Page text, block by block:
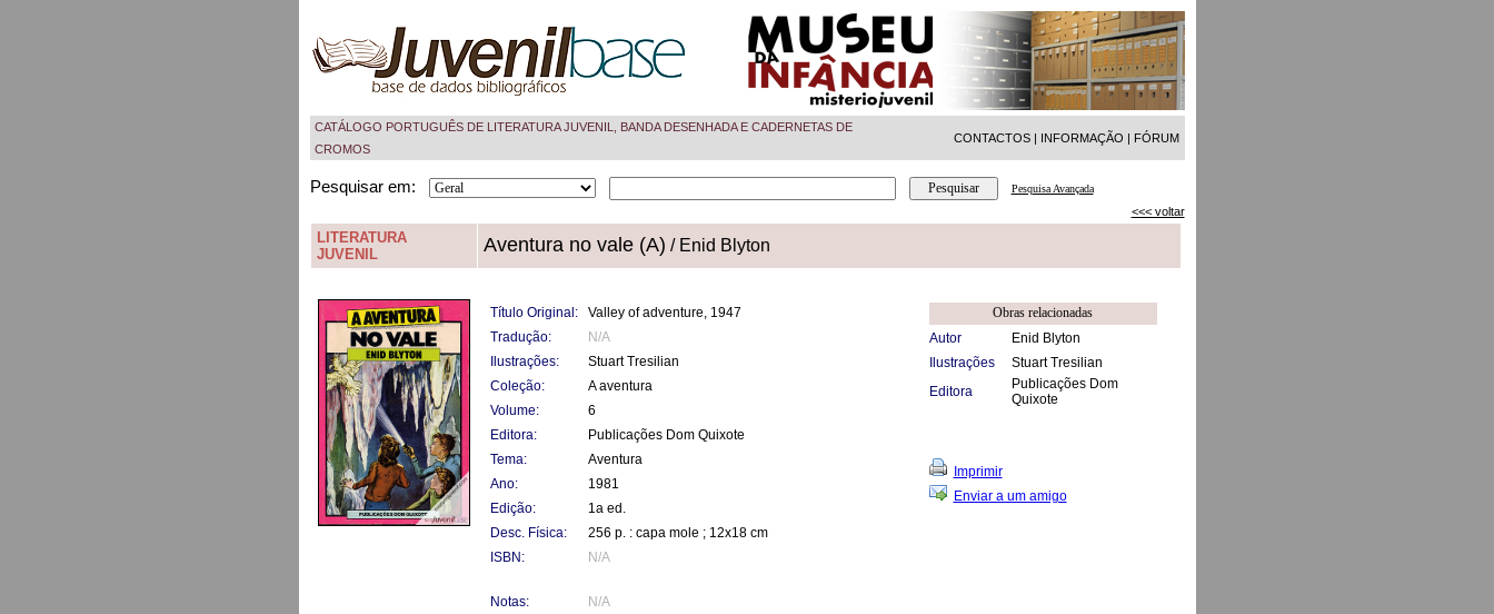
CATÁLOGO PORTUGUÊS DE LITERATURA JUVENIL, BANDA DESENHADA E CADERNETAS DE
CROMOS
CONTACTOS | INFORMAÇÃO | FÓRUM
Pesquisar em: Pesquisa Avançada
<<< voltar
LITERATURA
JUVENIL
Aventura no vale (A) / Enid Blyton
Título Original:
Valley of adventure, 1947
Tradução:
N/A
Ilustrações:
Stuart Tresilian
Coleção:
A aventura
Volume:
6
Editora:
Publicações Dom Quixote
Tema:
Aventura
Ano:
1981
Edição:
1a ed.
Desc. Física:
256 p. : capa mole ; 12x18 cm
ISBN:
N/A
Notas: N/A
Obras relacionadas
Autor
Enid Blyton
Ilustrações
Stuart Tresilian
Editora
Publicações Dom
Quixote
Imprimir
Enviar a um amigo